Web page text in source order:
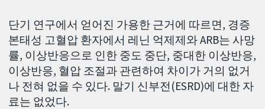
단기 연구에서 얻어진 가용한 근거에 따르면, 경증
본태성 고혈압 환자에서 레닌 억제제와 ARB는 사망
률, 이상반응으로 인한 중도 중단, 중대한 이상반응,
이상반응, 혈압 조절과 관련하여 차이가 거의 없거
나 전혀 없을 수 있다. 말기 신부전(ESRD)에 대한 자
료는 없었다.